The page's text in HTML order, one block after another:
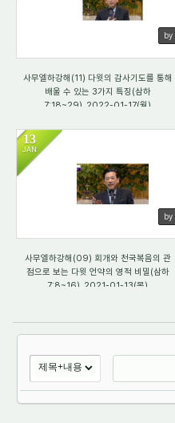
by
사무엘하강해(11) 다윗의 감사기도를 통해
배울 수 있는 3가지 특징(삼하
7:18~29)_2022-01-17(월)
13
JAN
by
3908
사무엘하강해(09) 회개와 천국복음의 관
점으로 보는 다윗 언약의 영적 비밀(삼하
7:8~16)_2021-01-13(목)